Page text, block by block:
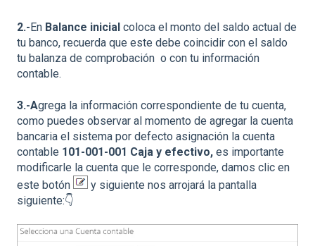
2.- En Balance inicial coloca el monto del saldo actual de
tu banco, recuerda que este debe coincidir con el saldo
tu balanza de comprobación o con tu información
contable.
3.-Agrega la información correspondiente de tu cuenta,
como puedes observar al momento de agregar la cuenta
bancaria el sistema por defecto asignación la cuenta
contable 101-001-001 Caja y efectivo, es importante
modificarle la cuenta que le corresponde, damos clic en
este botón
y siguiente nos arrojará la pantalla
siguiente:👇